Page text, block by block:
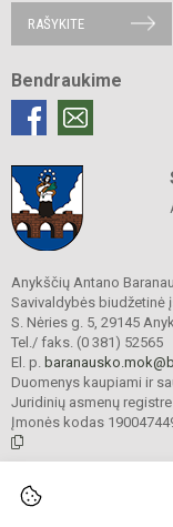
RAŠYKITE
Bendraukime
Anykščių Antano
Savivaldybės biudžetinė
S. Nėries g. 5, 29145
Tel./ faks. (0 381) 52565
El. p.
Duomenys kaupiami ir
Juridinių asmenų registre
Įmonės kodas